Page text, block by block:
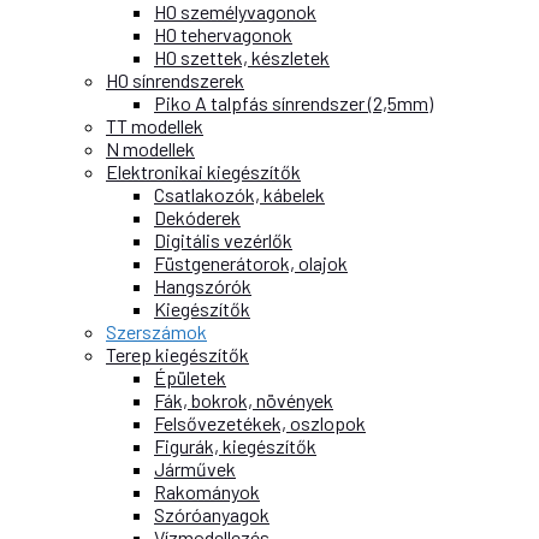
H0 személyvagonok
H0 tehervagonok
H0 szettek, készletek
H0 sínrendszerek
Piko A talpfás sínrendszer (2,5mm)
TT modellek
N modellek
Elektronikai kiegészítők
Csatlakozók, kábelek
Dekóderek
Digitális vezérlők
Füstgenerátorok, olajok
Hangszórók
Kiegészítők
Szerszámok
Terep kiegészítők
Épületek
Fák, bokrok, növények
Felsővezetékek, oszlopok
Figurák, kiegészítők
Járművek
Rakományok
Szóróanyagok